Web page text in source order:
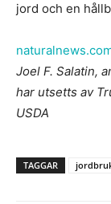
jord och en
Joel F. Salatin,
har utsetts av
USDA
TAGGAR